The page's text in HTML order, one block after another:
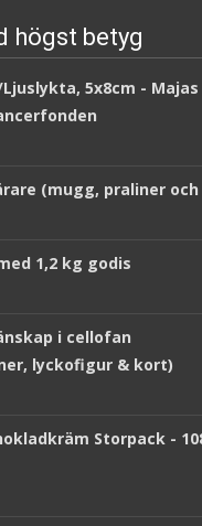
högst betyg
5x8cm - Majas
(mugg, praliner
1,2 kg godis
i cellofan
lyckofigur & kort)
Storpack -